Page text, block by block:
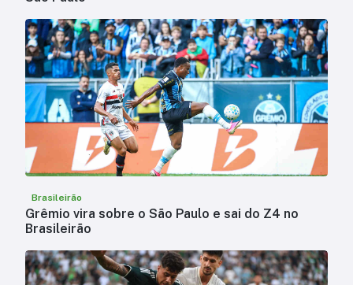
Brasileirão
Grêmio vira sobre o São Paulo e sai do Z4 no
Brasileirão